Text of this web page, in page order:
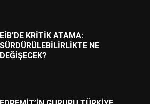
EDREMİT’İN GURURU TÜRKİYE